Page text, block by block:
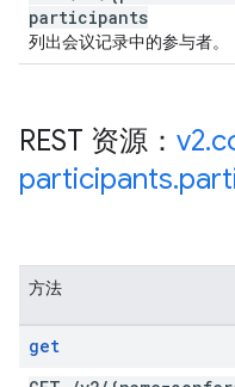
participants
列出会议记录中的参与者。
REST 资源： v2.
participants.
方法
get